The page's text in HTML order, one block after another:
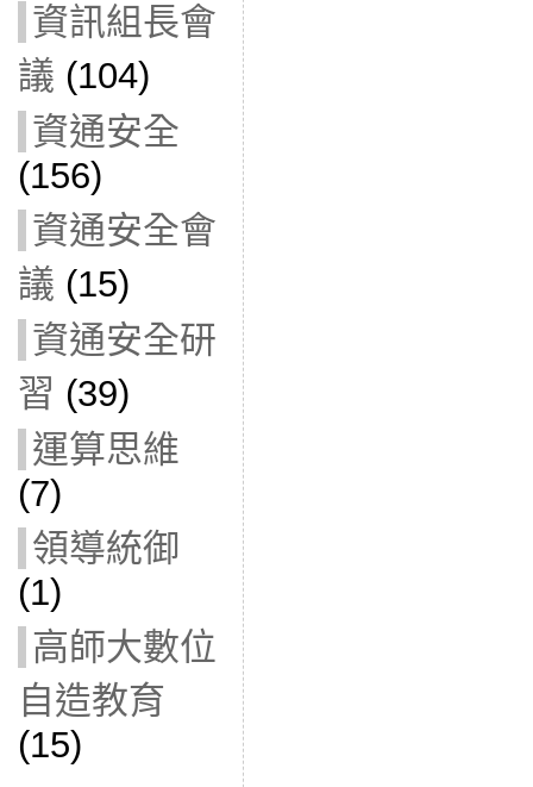
資訊組長會
議 (104)
資通安全
(156)
資通安全會
議 (15)
資通安全研
習 (39)
運算思維
(7)
領導統御
(1)
高師大數位
自造教育
(15)